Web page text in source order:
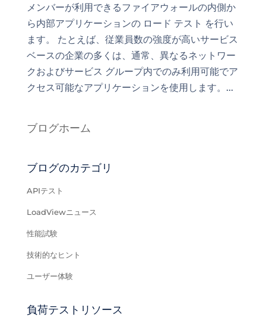
メンバーが利用できるファイアウォールの内側か
ら内部アプリケーションの ロード テスト を行い
ます。 たとえば、従業員数の強度が高いサービス
ベースの企業の多くは、通常、異なるネットワー
クおよびサービス グループ内でのみ利用可能でア
クセス可能なアプリケーションを使用します。...
ブログホーム
ブログのカテゴリ
APIテスト
LoadViewニュース
性能試験
技術的なヒント
ユーザー体験
負荷テストリソース